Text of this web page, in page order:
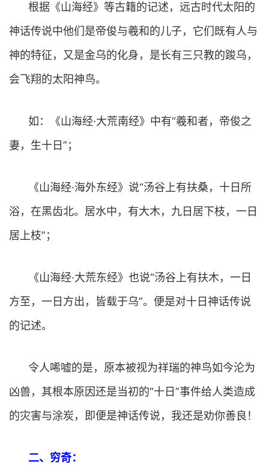
根据《山海经》等古籍的记述，远古时代太阳的
神话传说中他们是帝俊与羲和的儿子，它们既有人与
神的特征，又是金乌的化身，是长有三只教的踆乌，
会飞翔的太阳神鸟。
如：《山海经·大荒南经》中有“羲和者，帝俊之
妻，生十日”；
《山海经·海外东经》说“汤谷上有扶桑，十日所
浴，在黑齿北。居水中，有大木，九日居下枝，一日
居上枝”；
《山海经·大荒东经》也说“汤谷上有扶木，一日
方至，一日方出，皆载于乌”。便是对十日神话传说
的记述。
令人唏嘘的是，原本被视为祥瑞的神鸟如今沦为
凶兽，其根本原因还是当初的“十日”事件给人类造成
的灾害与涂炭，即便是神话传说，我还是劝你善良！
二、穷奇：